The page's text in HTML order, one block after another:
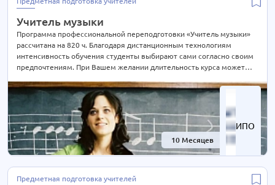
Экономика 63 курса
Экспертиза и оценка
Эксплуатация 4 курса
Электроэнергетика 40 курсов
ИПО
10 Месяцев -67%
Учитель музыки
Программа профессиональной переподготовки «Учитель музыки»
рассчитана на 820 ч. Благодаря дистанционным технологиям
интенсивность обучения студенты выбирают сами согласно своим
предпочтениям. При Вашем желании длительность курса может
телефону на сайте или отправьте нам заявку для консультации.
Предметная подготовка учителей